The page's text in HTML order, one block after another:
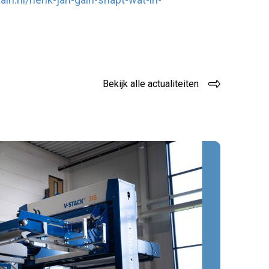
Bekijk alle actualiteiten